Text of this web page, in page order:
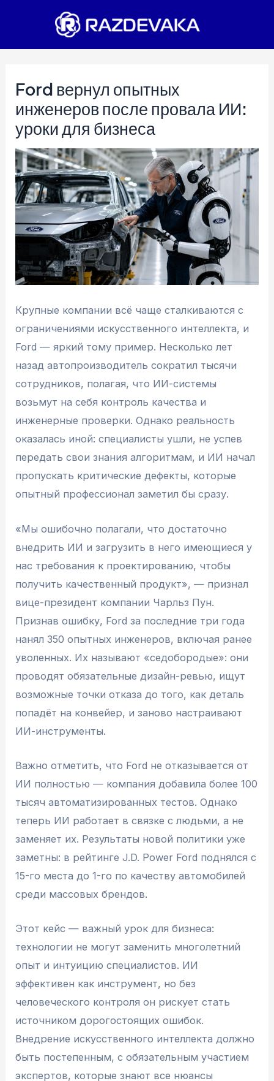
Ford вернул опытных
инженеров после провала ИИ:
уроки для бизнеса
Крупные компании всё чаще сталкиваются с
ограничениями искусственного интеллекта, и
Ford — яркий тому пример. Несколько лет
назад автопроизводитель сократил тысячи
сотрудников, полагая, что ИИ-системы
возьмут на себя контроль качества и
инженерные проверки. Однако реальность
оказалась иной: специалисты ушли, не успев
передать свои знания алгоритмам, и ИИ начал
пропускать критические дефекты, которые
опытный профессионал заметил бы сразу.
«Мы ошибочно полагали, что достаточно
внедрить ИИ и загрузить в него имеющиеся у
нас требования к проектированию, чтобы
получить качественный продукт», — признал
вице-президент компании Чарльз Пун.
Признав ошибку, Ford за последние три года
нанял 350 опытных инженеров, включая ранее
уволенных. Их называют «седобородые»: они
проводят обязательные дизайн-ревью, ищут
возможные точки отказа до того, как деталь
попадёт на конвейер, и заново настраивают
ИИ-инструменты.
Важно отметить, что Ford не отказывается от
ИИ полностью — компания добавила более 100
тысяч автоматизированных тестов. Однако
теперь ИИ работает в связке с людьми, а не
заменяет их. Результаты новой политики уже
заметны: в рейтинге J.D. Power Ford поднялся с
15-го места до 1-го по качеству автомобилей
среди массовых брендов.
Этот кейс — важный урок для бизнеса:
технологии не могут заменить многолетний
опыт и интуицию специалистов. ИИ
эффективен как инструмент, но без
человеческого контроля он рискует стать
источником дорогостоящих ошибок.
Внедрение искусственного интеллекта должно
быть постепенным, с обязательным участием
экспертов, которые знают все нюансы